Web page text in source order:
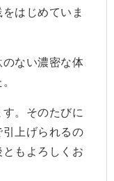
はじめていま
ない濃密な体
。そのたびに
上げられるの
もよろしくお